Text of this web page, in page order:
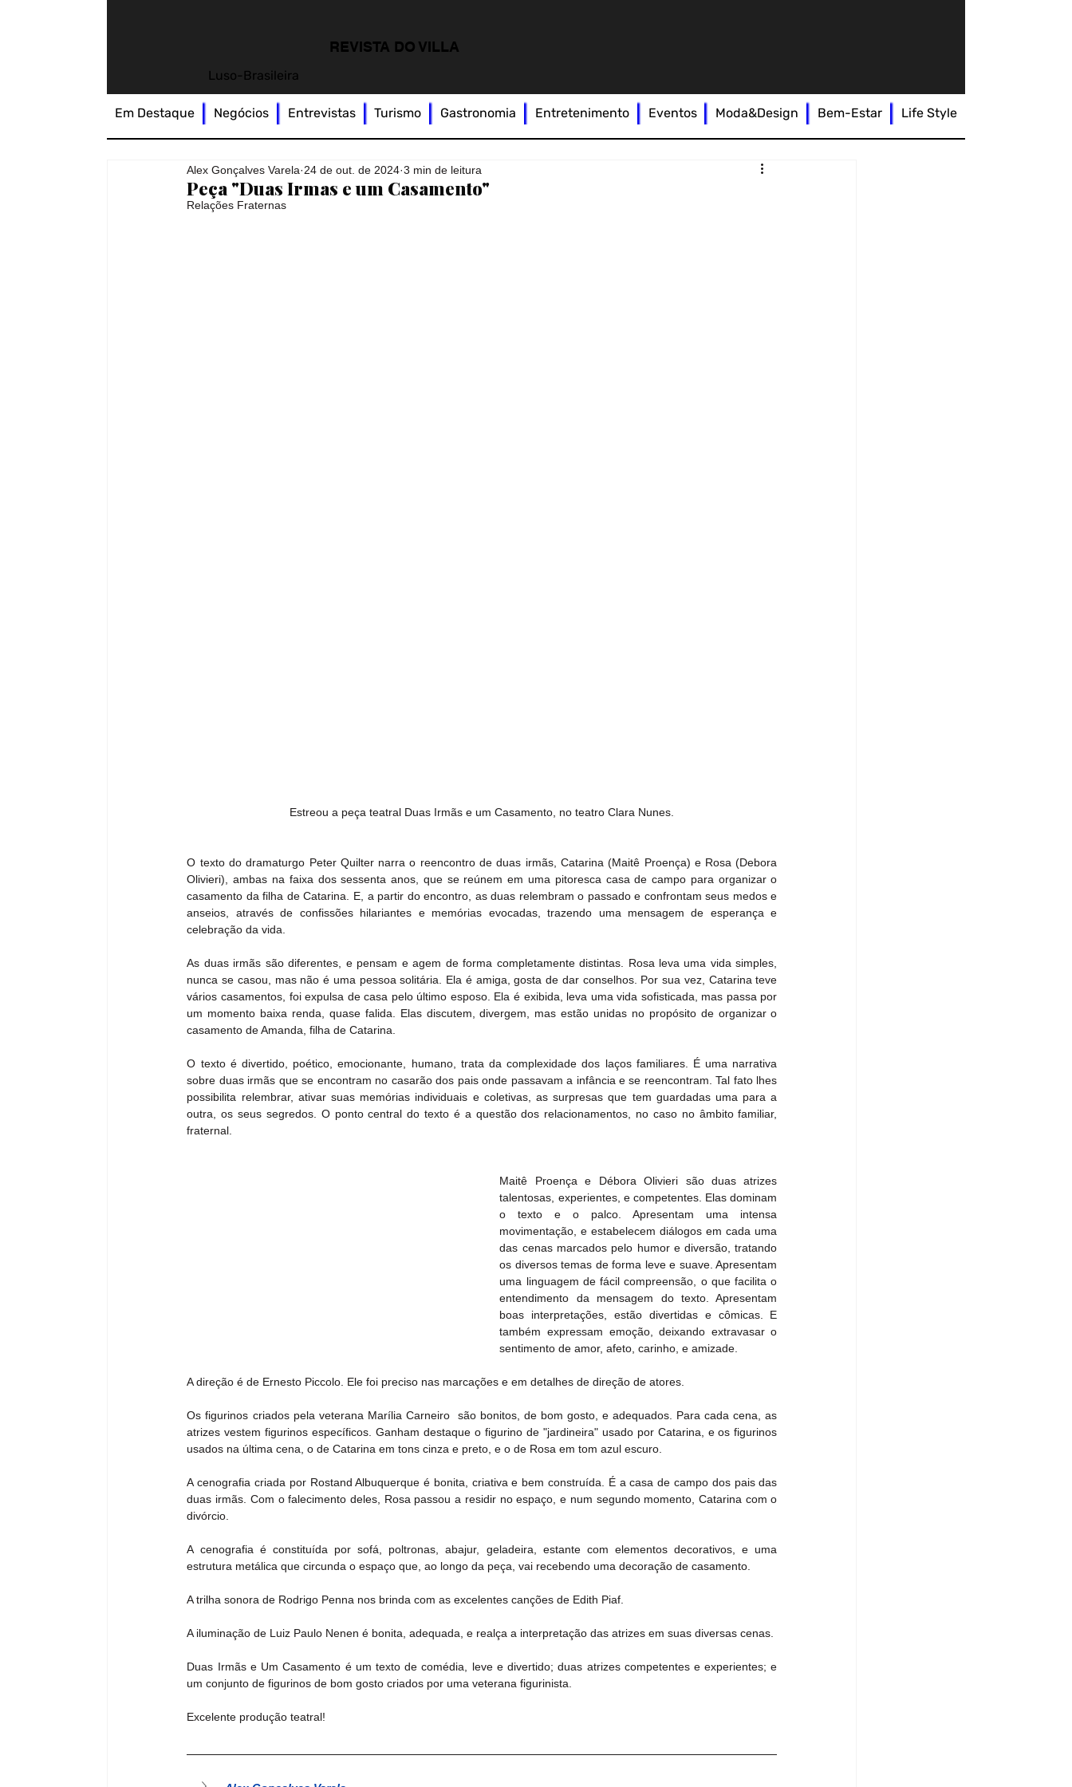
REVISTA DO VILLA
Luso-Brasileira
Peça "Duas Irmas e um Casamento"
Alex Gonçalves Varela 24 de out. de 2024 3 min de leitura
Relações Fraternas
Estreou a peça teatral Duas Irmãs e um Casamento, no teatro Clara Nunes.
O texto do dramaturgo Peter Quilter narra o reencontro de duas irmãs, Catarina (Maitê Proença) e Rosa (Debora
Olivieri), ambas na faixa dos sessenta anos, que se reúnem em uma pitoresca casa de campo para organizar o
casamento da filha de Catarina. E, a partir do encontro, as duas relembram o passado e confrontam seus medos e
anseios, através de confissões hilariantes e memórias evocadas, trazendo uma mensagem de esperança e
celebração da vida.
As duas irmãs são diferentes, e pensam e agem de forma completamente distintas. Rosa leva uma vida simples,
nunca se casou, mas não é uma pessoa solitária. Ela é amiga, gosta de dar conselhos. Por sua vez, Catarina teve
vários casamentos, foi expulsa de casa pelo último esposo. Ela é exibida, leva uma vida sofisticada, mas passa por
um momento baixa renda, quase falida. Elas discutem, divergem, mas estão unidas no propósito de organizar o
casamento de Amanda, filha de Catarina.
O texto é divertido, poético, emocionante, humano, trata da complexidade dos laços familiares. É uma narrativa
sobre duas irmãs que se encontram no casarão dos pais onde passavam a infância e se reencontram. Tal fato lhes
possibilita relembrar, ativar suas memórias individuais e coletivas, as surpresas que tem guardadas uma para a
outra, os seus segredos. O ponto central do texto é a questão dos relacionamentos, no caso no âmbito familiar,
fraternal.
Maitê Proença e Débora Olivieri são duas atrizes
talentosas, experientes, e competentes. Elas dominam
o texto e o palco. Apresentam uma intensa
movimentação, e estabelecem diálogos em cada uma
das cenas marcados pelo humor e diversão, tratando
os diversos temas de forma leve e suave. Apresentam
uma linguagem de fácil compreensão, o que facilita o
entendimento da mensagem do texto. Apresentam
boas interpretações, estão divertidas e cômicas. E
também expressam emoção, deixando extravasar o
sentimento de amor, afeto, carinho, e amizade.
A direção é de Ernesto Piccolo. Ele foi preciso nas marcações e em detalhes de direção de atores.
Os figurinos criados pela veterana Marília Carneiro  são bonitos, de bom gosto, e adequados. Para cada cena, as
atrizes vestem figurinos específicos. Ganham destaque o figurino de "jardineira" usado por Catarina, e os figurinos
usados na última cena, o de Catarina em tons cinza e preto, e o de Rosa em tom azul escuro.
A cenografia criada por Rostand Albuquerque é bonita, criativa e bem construída. É a casa de campo dos pais das
duas irmãs. Com o falecimento deles, Rosa passou a residir no espaço, e num segundo momento, Catarina com o
divórcio.
A cenografia é constituída por sofá, poltronas, abajur, geladeira, estante com elementos decorativos, e uma
estrutura metálica que circunda o espaço que, ao longo da peça, vai recebendo uma decoração de casamento.
A trilha sonora de Rodrigo Penna nos brinda com as excelentes canções de Edith Piaf.
A iluminação de Luiz Paulo Nenen é bonita, adequada, e realça a interpretação das atrizes em suas diversas cenas.
Duas Irmãs e Um Casamento é um texto de comédia, leve e divertido; duas atrizes competentes e experientes; e
um conjunto de figurinos de bom gosto criados por uma veterana figurinista.
Excelente produção teatral!
Em Destaque Negócios Entrevistas Turismo Gastronomia Entretenimento Eventos Moda&Design Bem-Estar Life Style